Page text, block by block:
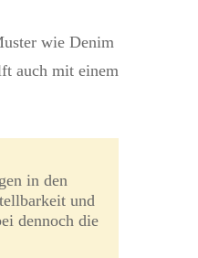
wie Denim
auch mit einem
in den
und
dennoch die